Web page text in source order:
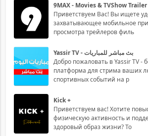
9MAX - Movies & TVShow Trailer
Приветствуем Вас! Вы ищете
захватывающее мобильное
просмотра трейлеров филь
Yassir TV - بث مباشر للمباريات
Добро пожаловать в Yassir TV -
платформа для стрима ваших
спортивных событий на р
Kick +
Приветствуем вас! Хотите
физическую активность и
здоровый образ жизни? То